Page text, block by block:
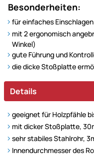
Besonderheiten:
für einfaches
mit 2 ergonomisch
Winkel)
gute Führung und
die dicke Stoßplatte
Details
geeignet für Holzpfähle
mit dicker Stoßplatte,
sehr stabiles Stahlrohr,
Innendurchmesser des